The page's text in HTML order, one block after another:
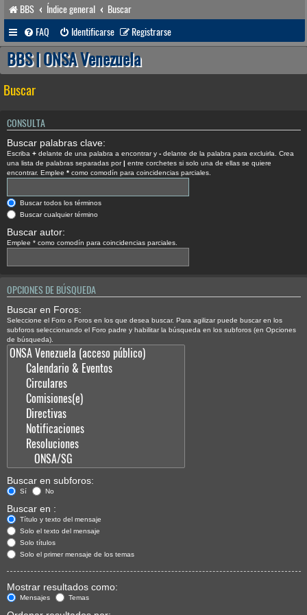
BBS Índice general
Buscar
FAQ
Identificarse Registrarse
BBS | ONSA Venezuela
Buscar
CONSULTA
Buscar palabras clave:
Escriba + delante de una palabra a encontrar y - delante de la palabra para excluirla. Crea
una lista de palabras separadas por| entre corchetes si solo una de ellas se quiere
encontrar. Emplee * como comodín para coincidencias parciales.
Buscar todos los términos
Buscar cualquier término
Buscar autor:
Emplee * como comodín para coincidencias parciales.
OPCIONES DE BÚSQUEDA
Buscar en Foros:
Seleccione el Foro o Foros en los que desea buscar. Para agilizar puede buscar en los
subforos seleccionando el Foro padre y habilitar la búsqueda en los subforos (en Opciones
de búsqueda).
Buscar en subforos:
Sí No
Buscar en :
Título y texto del mensaje
Solo el texto del mensaje
Solo títulos
Solo el primer mensaje de los temas
Mostrar resultados como:
Mensajes Temas